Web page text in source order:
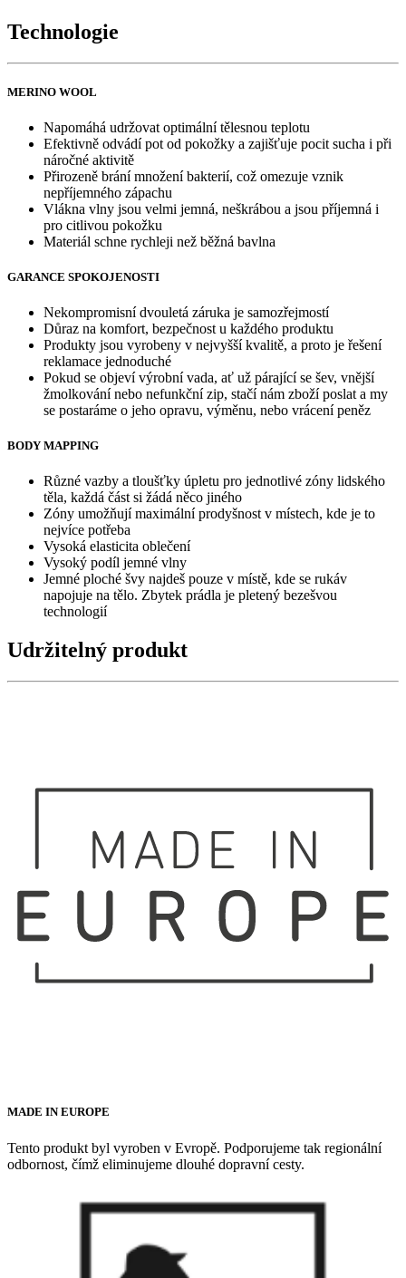
Technologie
MERINO WOOL
Napomáhá udržovat optimální tělesnou teplotu
Efektivně odvádí pot od pokožky a zajišťuje pocit sucha i při
náročné aktivitě
Přirozeně brání množení bakterií, což omezuje vznik
nepříjemného zápachu
Vlákna vlny jsou velmi jemná, neškrábou a jsou příjemná i
pro citlivou pokožku
Materiál schne rychleji než běžná bavlna
GARANCE SPOKOJENOSTI
Nekompromisní dvouletá záruka je samozřejmostí
Důraz na komfort, bezpečnost u každého produktu
Produkty jsou vyrobeny v nejvyšší kvalitě, a proto je řešení
reklamace jednoduché
Pokud se objeví výrobní vada, ať už párající se šev, vnější
žmolkování nebo nefunkční zip, stačí nám zboží poslat a my
se postaráme o jeho opravu, výměnu, nebo vrácení peněz
BODY MAPPING
Různé vazby a tloušťky úpletu pro jednotlivé zóny lidského
těla, každá část si žádá něco jiného
Zóny umožňují maximální prodyšnost v místech, kde je to
nejvíce potřeba
Vysoká elasticita oblečení
Vysoký podíl jemné vlny
Jemné ploché švy najdeš pouze v místě, kde se rukáv
napojuje na tělo. Zbytek prádla je pletený bezešvou
technologií
Udržitelný produkt
MADE IN EUROPE
Tento produkt byl vyroben v Evropě. Podporujeme tak regionální
odbornost, čímž eliminujeme dlouhé dopravní cesty.